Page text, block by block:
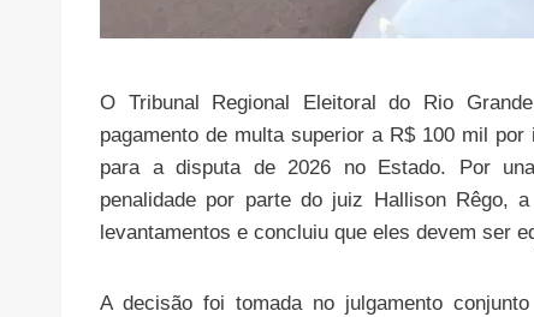
O Tribunal Regional Eleitoral do Rio
pagamento de multa superior a R$ 100 mil
para a disputa de 2026 no Estado. Por
penalidade por parte do juiz Hallison Rêgo,
levantamentos e concluiu que eles devem ser
A decisão foi tomada no julgamento